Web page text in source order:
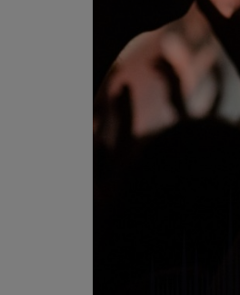
VOTRE PUBLICITÉ SUR PONTACQ RADIO
LOCATION DE STUDIOS
ÉDUCATION AUX MÉDIAS ET À
EN QUOI ÇA CONSISTE ?